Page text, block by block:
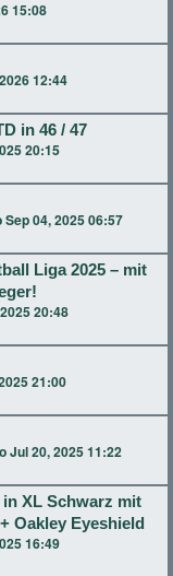
15:08
12:44
in 46 / 47
20:15
Sep 04, 2025 06:57
Liga 2025 – mit
20:48
21:00
Jul 20, 2025 11:22
XL Schwarz mit
Oakley Eyeshield
16:49